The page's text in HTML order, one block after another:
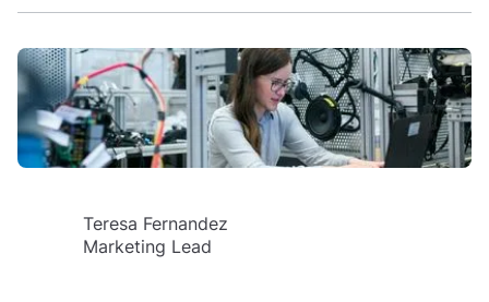
Teresa Fernandez
Marketing Lead